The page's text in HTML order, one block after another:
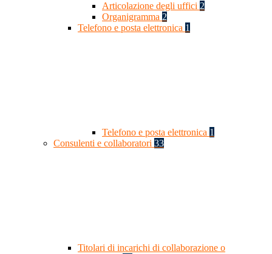
Articolazione degli uffici 2
Organigramma 2
Telefono e posta elettronica 1
Telefono e posta elettronica 1
Consulenti e collaboratori 33
Titolari di incarichi di collaborazione o